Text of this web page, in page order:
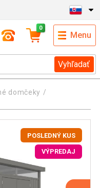
Vyhľadať
0
Menu
domčeky
POSLEDNÝ KUS
VÝPREDAJ